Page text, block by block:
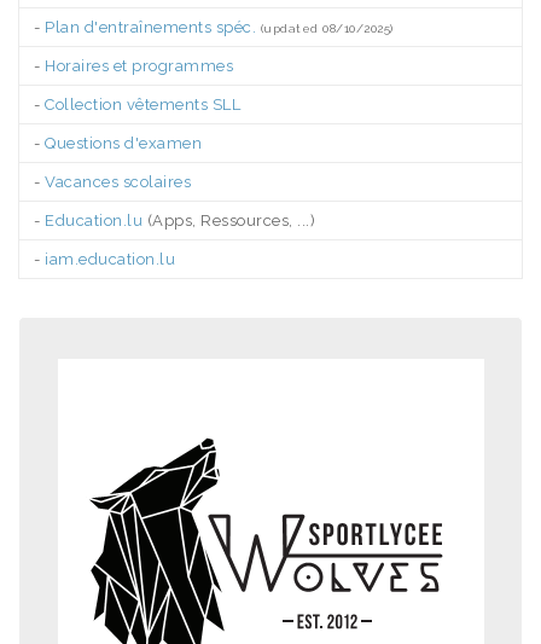
- Plan d'entraînements spéc. (updated 08/10/2025)
- Horaires et programmes
- Collection vêtements SLL
- Questions d'examen
- Vacances scolaires
- Education.lu (Apps, Ressources, ...)
- iam.education.lu